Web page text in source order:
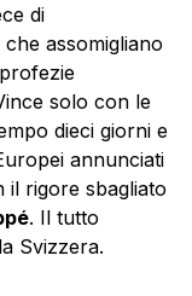
di
assomigliano
solo con le
dieci giorni e
annunciati
il rigore sbagliato
. Il tutto
Svizzera.